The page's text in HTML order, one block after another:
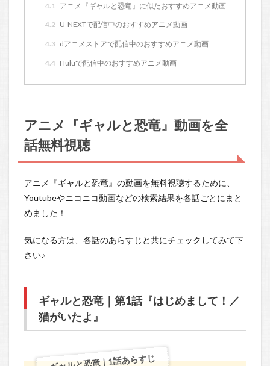
4.1
アニメ『ギャルと恐竜』に似たおすすめアニメ動画
4.2 U-NEXTで配信中のおすすめアニメ動画
4.3 dアニメストアで配信中のおすすめアニメ動画
4.4 Huluで配信中のおすすめアニメ動画
アニメ『ギャルと恐竜』動画を全
話無料視聴
アニメ『ギャルと恐竜』の動画を無料視聴するために、
Youtubeやニコニコ動画などの検索結果を各話ごとにまと
めました！
気になる方は、各話のあらすじと共にチェックしてみて下
さい♪
ギャルと恐竜｜第1話『はじめまして！／
猫がいたよ』